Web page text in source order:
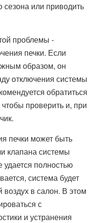
или приводить
проблемы -
печки. Если
образом, он
отключения системы
обратиться
проверить и, при
печки может быть
клапана системы
удается полностью
система будет
воздух в салон. В этом
с
и устранения